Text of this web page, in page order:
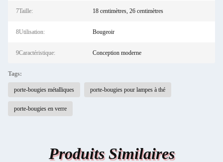
7Taille: 18 centimètres, 26 centimètres
8Utilisation: Bougeoir
9Caractéristique: Conception moderne
Tags:
porte-bougies métalliques porte-bougies pour lampes à thé
porte-bougies en verre
Produits Similaires